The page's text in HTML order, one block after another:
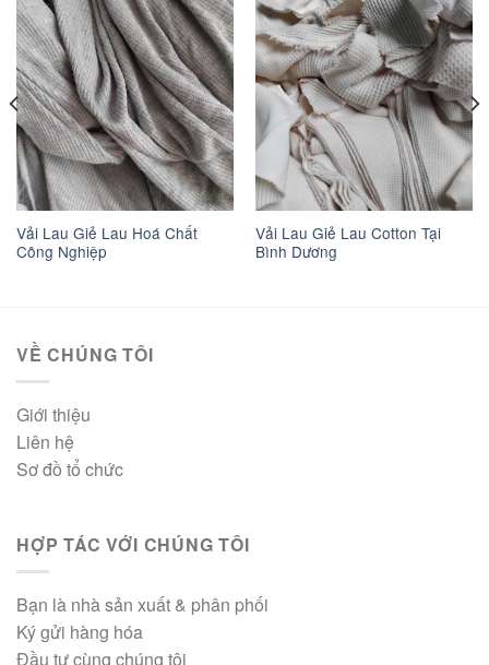
Vải Lau Giẻ Lau Hoá Chất
Công Nghiệp
Vải Lau Giẻ Lau Cotton Tại
Bình Dương
VỀ CHÚNG TÔI
Giới thiệu
Liên hệ
Sơ đồ tổ chức
HỢP TÁC VỚI CHÚNG TÔI
Bạn là nhà sản xuất & phân phối
Ký gửi hàng hóa
Đầu tư cùng chúng tôi